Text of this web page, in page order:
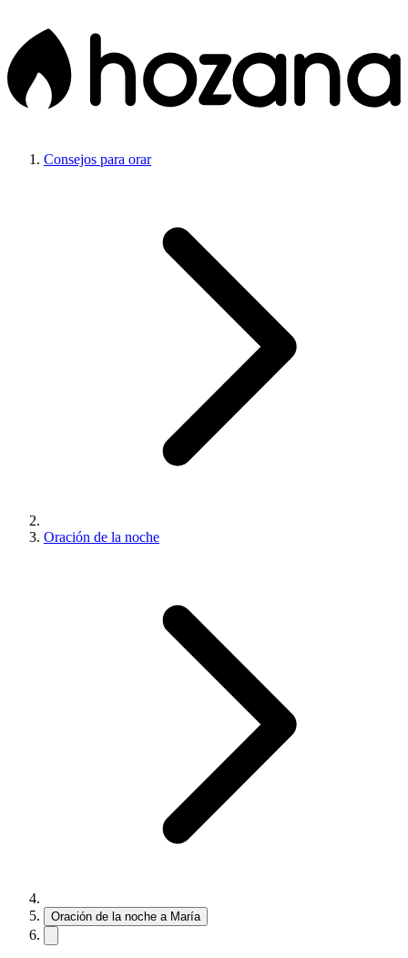
Consejos para orar
Oración de la noche
Oración de la noche a María